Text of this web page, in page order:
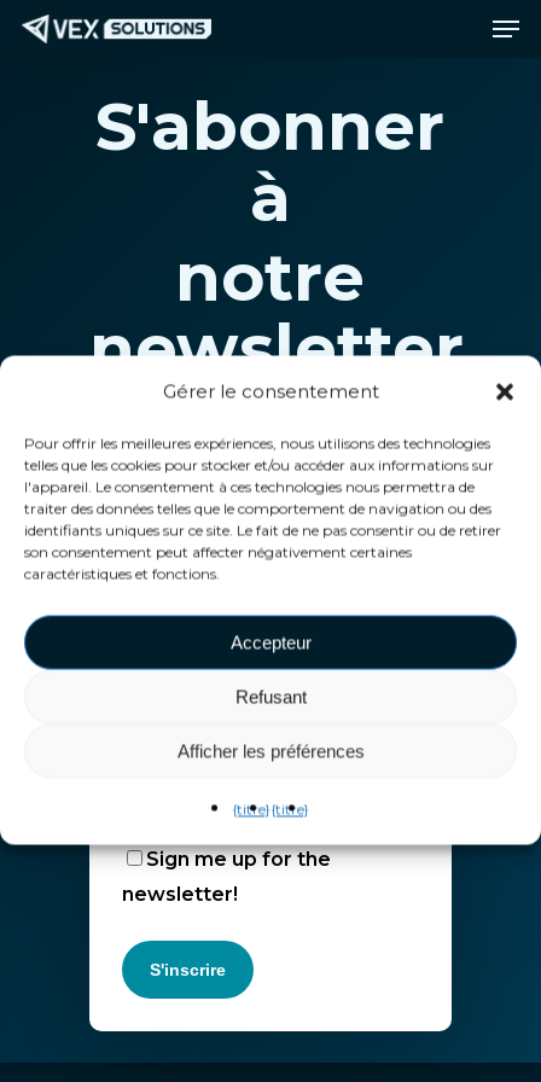
Gérer le consentement
Pour offrir les meilleures expériences, nous utilisons des technologies
telles que les cookies pour stocker et/ou accéder aux informations sur
l'appareil. Le consentement à ces technologies nous permettra de
traiter des données telles que le comportement de navigation ou des
identifiants uniques sur ce site. Le fait de ne pas consentir ou de retirer
son consentement peut affecter négativement certaines
caractéristiques et fonctions.
Accepteur
Refusant
Afficher les préférences
{titre}{titre}
Passer
S'abonner
à
notre
newsletter
Prénom (obligatoire)
Nom de famille (obligatoire)
Sign me up for the
newsletter!
Menu